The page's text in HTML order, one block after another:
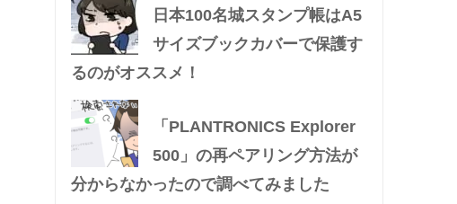
日本100名城スタンプ帳はA5
サイズブックカバーで保護す
るのがオススメ！
「PLANTRONICS Explorer
500」の再ペアリング方法が
分からなかったので調べてみました